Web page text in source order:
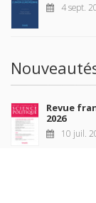
4 sept.
Revue
2026
10 juil.